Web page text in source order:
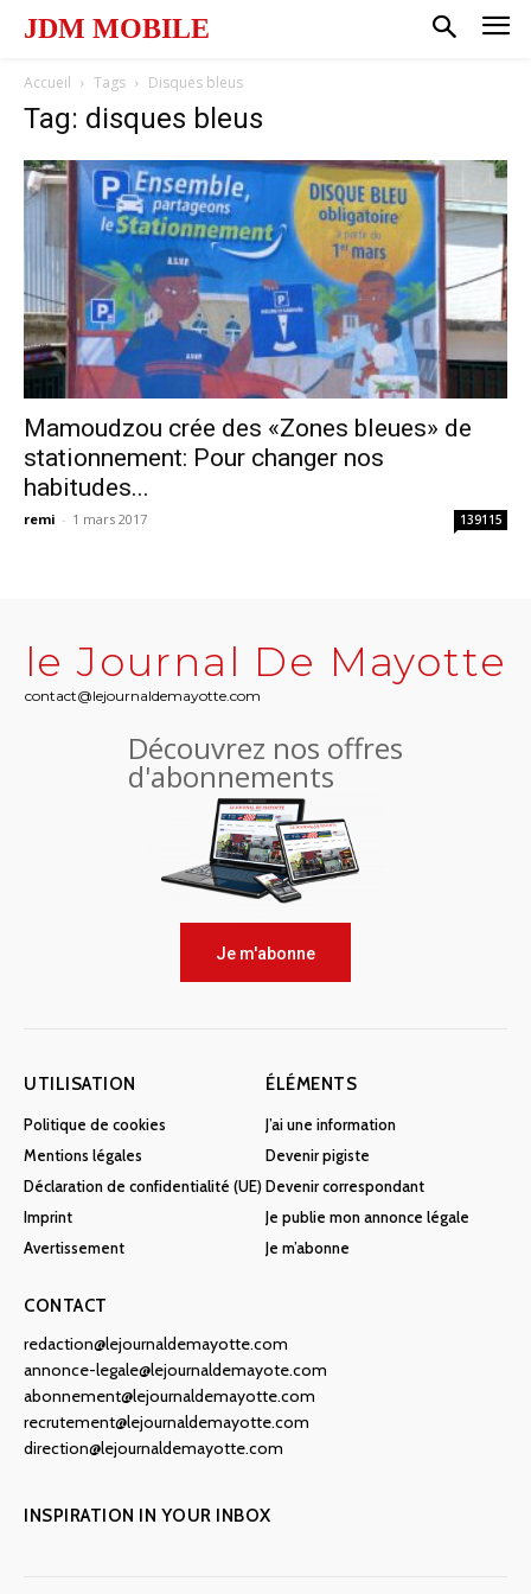
JDM MOBILE
Accueil Tags Disques bleus
Tag: disques bleus
Mamoudzou crée des «Zones bleues» de
stationnement: Pour changer nos
habitudes...
remi - 1 mars 2017 139115
le Journal De Mayotte
contact@lejournaldemayotte.com
Découvrez nos offres
d'abonnements
Je m'abonne
UTILISATION
Politique de cookies
Mentions légales
Déclaration de confidentialité (UE)
Imprint
Avertissement
ÉLÉMENTS
J’ai une information
Devenir pigiste
Devenir correspondant
Je publie mon annonce légale
Je m’abonne
CONTACT
redaction@lejournaldemayotte.com
annonce-legale@lejournaldemayote.com
abonnement@lejournaldemayotte.com
recrutement@lejournaldemayotte.com
direction@lejournaldemayotte.com
INSPIRATION IN YOUR INBOX